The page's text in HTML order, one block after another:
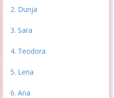
Dunja
Sara
Teodora
Lena
Ana